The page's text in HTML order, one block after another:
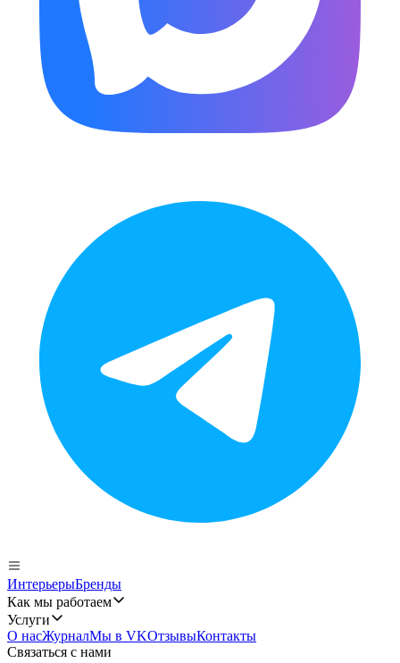
ИнтерьерыБренды
Как мы работаем
Услуги
О насЖурналМы в VKОтзывыКонтакты
Связаться с нами